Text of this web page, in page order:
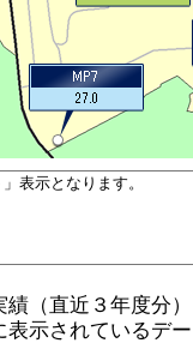
績（直近３年度分
表示されているデ